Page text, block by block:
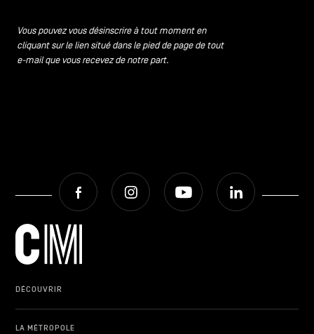
Vous pouvez vous désinscrire à tout moment en
cliquant sur le lien situé dans le pied de page de tout
e-mail que vous recevez de notre part.
Facebook Instagram Youtube
DÉCOUVRIR
LA MÉTROPOLE